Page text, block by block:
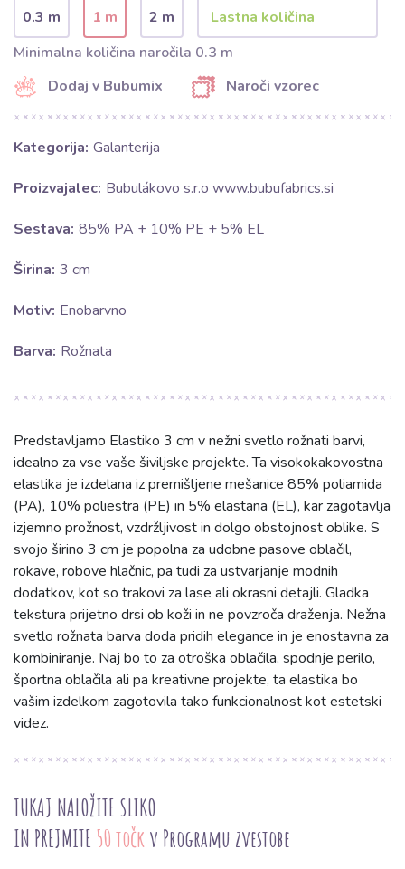
0.3 m 1 m
2 m
Minimalna količina naročila 0.3 m
Dodaj v Bubumix
Naroči vzorec
Kategorija: Galanterija
Proizvajalec: Bubulákovo s.r.o www.bubufabrics.si
Sestava: 85% PA + 10% PE + 5% EL
Širina: 3 cm
Motiv: Enobarvno
Barva: Rožnata
Predstavljamo Elastiko 3 cm v nežni svetlo rožnati barvi,
idealno za vse vaše šiviljske projekte. Ta visokokakovostna
elastika je izdelana iz premišljene mešanice 85% poliamida
(PA), 10% poliestra (PE) in 5% elastana (EL), kar zagotavlja
izjemno prožnost, vzdržljivost in dolgo obstojnost oblike. S
svojo širino 3 cm je popolna za udobne pasove oblačil,
rokave, robove hlačnic, pa tudi za ustvarjanje modnih
dodatkov, kot so trakovi za lase ali okrasni detajli. Gladka
tekstura prijetno drsi ob koži in ne povzroča draženja. Nežna
svetlo rožnata barva doda pridih elegance in je enostavna za
kombiniranje. Naj bo to za otroška oblačila, spodnje perilo,
športna oblačila ali pa kreativne projekte, ta elastika bo
vašim izdelkom zagotovila tako funkcionalnost kot estetski
videz.
TUKAJ NALOŽITE SLIKO
IN PREJMITE 50 točk v Programu zvestobe